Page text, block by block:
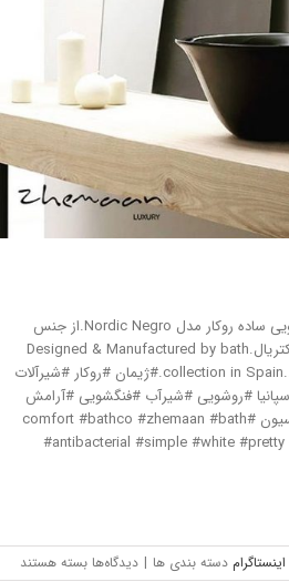
ژیمان گامی به فردا.نمونه کاسه روشویی ساده روکار مدل Nordic Negro.از جنس
سرامیک پرسلن و لعاب کاملا آنتی باکتریال.Designed & Manufactured by bath
collection in Spain..@Zhemaanwww.zhemaan.com.#ژیمان #روکار #شیرآلات
#روشویی #شیرآب #فنگشویی #آرامش
#چینی #بهداشتی #معماری #دکوراسیون #comfort #bathco #zhemaan #bath
#antibacterial #simple #white
اینستاگرام دسته بندی ها | دیدگاه‌ها بسته هستند